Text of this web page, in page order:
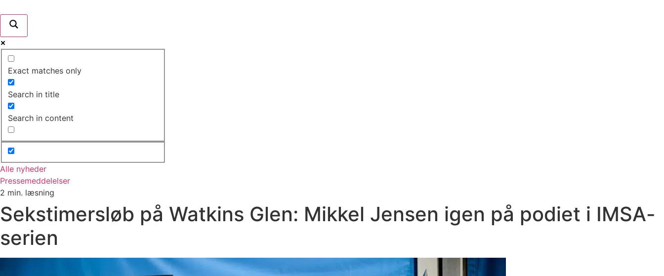
Exact matches only
Search in title
Search in content
Alle nyheder
Pressemeddelelser
2 min. læsning
Sekstimersløb på Watkins Glen: Mikkel Jensen igen på podiet i IMSA-
serien